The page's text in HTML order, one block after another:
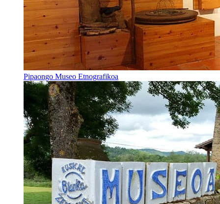
Pipaongo Museo Etnografikoa